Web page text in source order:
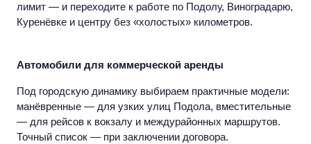
лимит — и переходите к работе по Подолу, Виноградарю,
Куренёвке и центру без «холостых» километров.
Автомобили для коммерческой аренды
Под городскую динамику выбираем практичные модели:
манёвренные — для узких улиц Подола, вместительные
— для рейсов к вокзалу и междурайонных маршрутов.
Точный список — при заключении договора.